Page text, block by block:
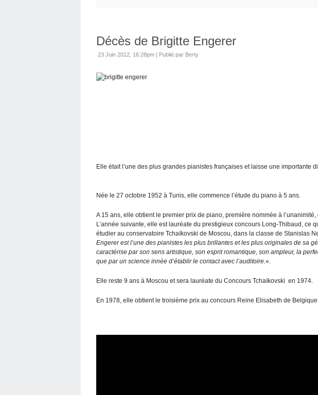
Décès de Brigitte Engerer
23 Juin 2012, 16:28pm | Publié par Berty
Elle était l’une des plus grandes pianistes françaises et laisse une importante
Née le 27 octobre 1952 à Tunis, elle commence l’étude du piano à 5 ans.
A 15 ans, elle obtient le premier prix de piano, première nommée à
L’année suivante, elle est lauréate du prestigieux concours Long-Thibaud, ce
étudier au conservatoire Tchaïkovski de Moscou, dans la classe de Stanislas
Engerer est l’une des pianistes les plus brillantes et les plus originales de sa
caractérise par son sens artistique, son esprit romantique, son ampleur, la
que par un science innée d’établir le contact avec l’auditoire.».
Elle reste 9 ans à Moscou et sera lauréate du Concours Tchaïkovski en 1974.
En 1978, elle obtient le troisième prix au concours Reine Elisabeth de